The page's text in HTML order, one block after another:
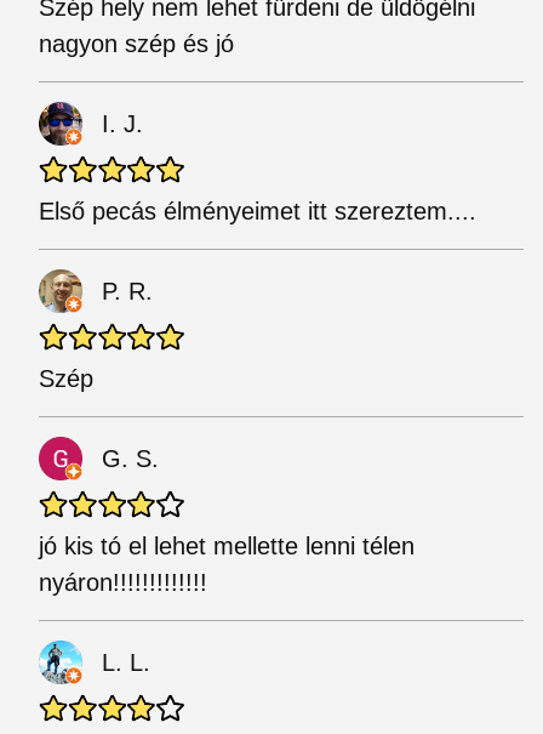
Szép hely nem lehet fürdeni de üldögélni
nagyon szép és jó
I. J.
Első pecás élményeimet itt szereztem....
P. R.
Szép
G. S.
jó kis tó el lehet mellette lenni télen
nyáron!!!!!!!!!!!!!
L. L.